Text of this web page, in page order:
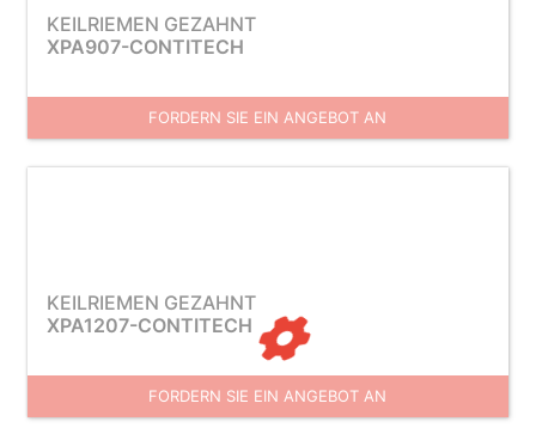
KEILRIEMEN GEZAHNT
XPA907-CONTITECH
FORDERN SIE EIN ANGEBOT AN
KEILRIEMEN GEZAHNT
XPA1207-CONTITECH
FORDERN SIE EIN ANGEBOT AN